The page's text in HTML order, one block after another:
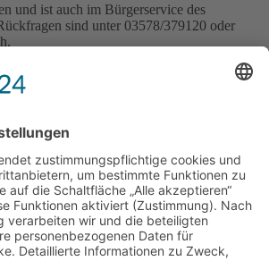
und ist auch im Bürgerservice des
sind unter 03578/379120 oder
eines Jugendschöffen richten ihre
an das Jugendamt des Landkreises
formcycle/form/provide/4391/
Finanzen
28.02.2023